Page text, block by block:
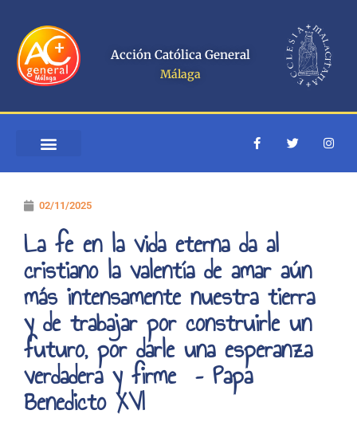
contenido
Acción Católica General
Málaga
F
a
e
f
T
w
t
I
n
t
02/11/2025
La fe en la vida eterna da al
cristiano la valentía de amar aún
más intensamente nuestra tierra
y de trabajar por construirle un
futuro, por darle una esperanza
verdadera y firme – Papa
Benedicto XVI